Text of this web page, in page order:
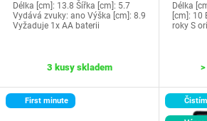
Délka [cm]: 13.8 Šířka [cm]: 5.7
Vydává zvuky: ano Výška [cm]: 8.9
Vyžaduje 1x AA baterii
3 kusy skladem
Délka
[cm]: 10
roky S
First minute